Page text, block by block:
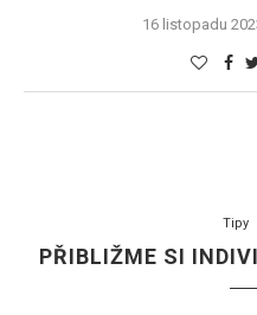
16 listopadu
Tipy
PŘIBLIŽME SI